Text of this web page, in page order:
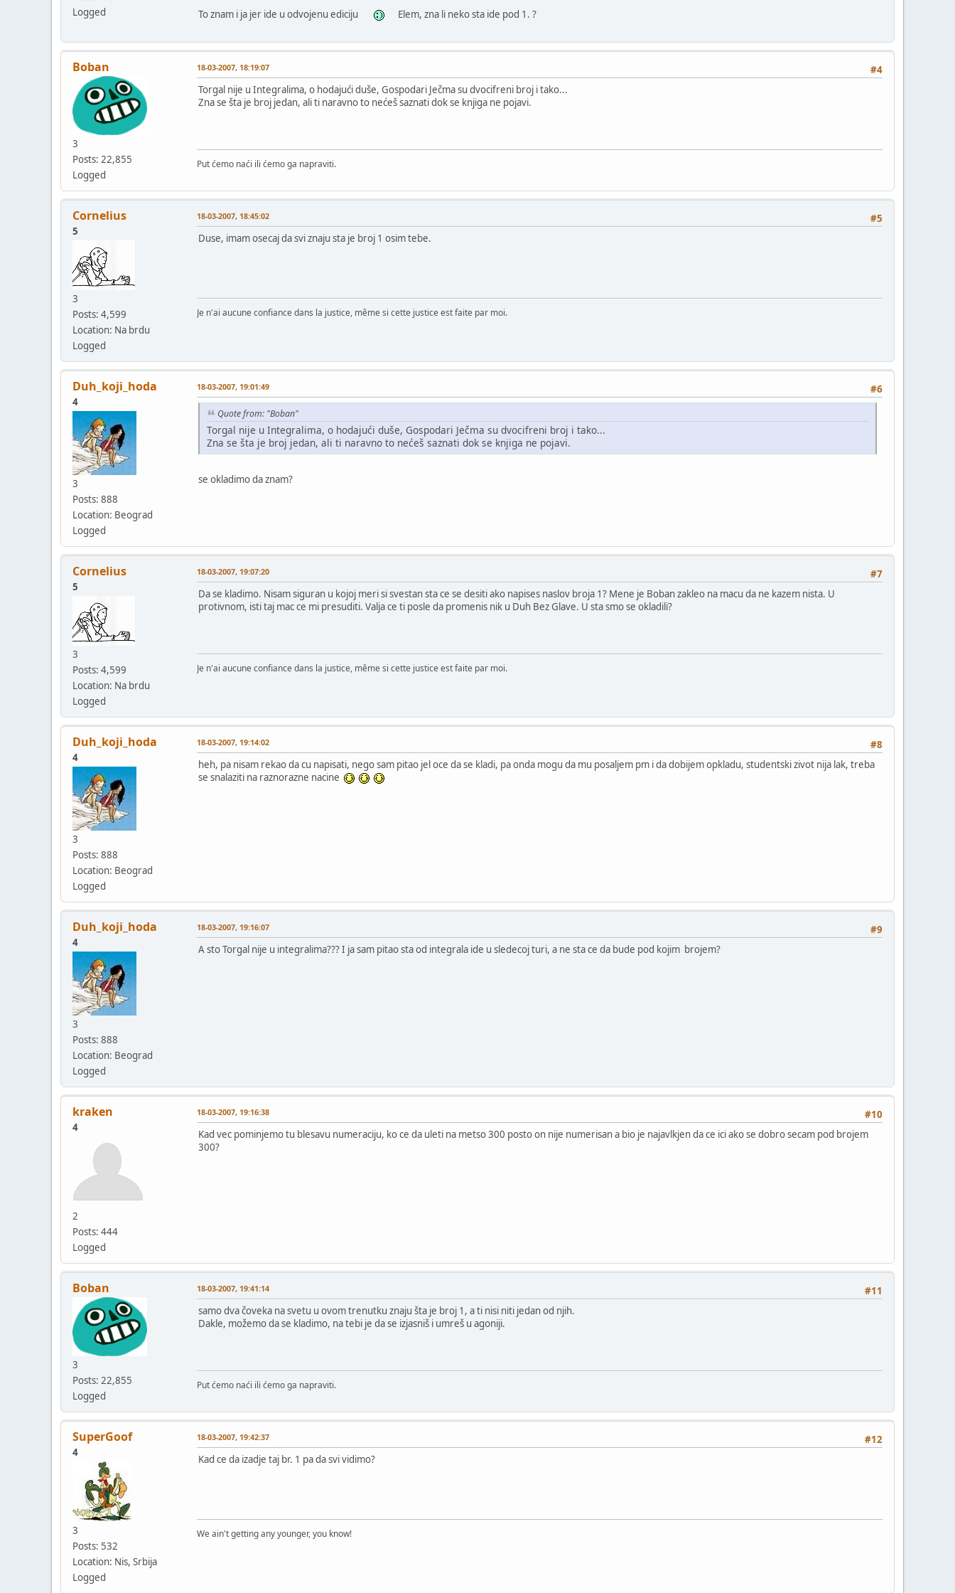
Logged
To znam i ja jer ide u odvojenu ediciju Elem, zna li neko sta ide pod 1. ?
Boban
3
Posts: 22,855
Logged
#4
18-03-2007, 18:19:07
Torgal nije u Integralima, o hodajući duše, Gospodari Ječma su dvocifreni broj i tako...
Zna se šta je broj jedan, ali ti naravno to nećeš saznati dok se knjiga ne pojavi.
Put ćemo naći ili ćemo ga napraviti.
Cornelius
5
3
Posts: 4,599
Location: Na brdu
Logged
#5
18-03-2007, 18:45:02
Duse, imam osecaj da svi znaju sta je broj 1 osim tebe.
Je n'ai aucune confiance dans la justice, même si cette justice est faite par moi.
Duh_koji_hoda
4
3
Posts: 888
Location: Beograd
Logged
#6
18-03-2007, 19:01:49
Quote from: "Boban"
Torgal nije u Integralima, o hodajući duše, Gospodari Ječma su dvocifreni broj i tako...
Zna se šta je broj jedan, ali ti naravno to nećeš saznati dok se knjiga ne pojavi.
se okladimo da znam?
Cornelius
5
3
Posts: 4,599
Location: Na brdu
Logged
#7
18-03-2007, 19:07:20
Da se kladimo. Nisam siguran u kojoj meri si svestan sta ce se desiti ako napises naslov broja 1? Mene je Boban zakleo na macu da ne kazem nista. U
protivnom, isti taj mac ce mi presuditi. Valja ce ti posle da promenis nik u Duh Bez Glave. U sta smo se okladili?
Je n'ai aucune confiance dans la justice, même si cette justice est faite par moi.
Duh_koji_hoda
4
3
Posts: 888
Location: Beograd
Logged
#8
18-03-2007, 19:14:02
heh, pa nisam rekao da cu napisati, nego sam pitao jel oce da se kladi, pa onda mogu da mu posaljem pm i da dobijem opkladu, studentski zivot nija lak, treba
se snalaziti na raznorazne nacine
Duh_koji_hoda
4
3
Posts: 888
Location: Beograd
Logged
#9
18-03-2007, 19:16:07
A sto Torgal nije u integralima??? I ja sam pitao sta od integrala ide u sledecoj turi, a ne sta ce da bude pod kojim brojem?
kraken
4
2
Posts: 444
Logged
#10
18-03-2007, 19:16:38
Kad vec pominjemo tu blesavu numeraciju, ko ce da uleti na metso 300 posto on nije numerisan a bio je najavlkjen da ce ici ako se dobro secam pod brojem
300?
Boban
3
Posts: 22,855
Logged
#11
18-03-2007, 19:41:14
samo dva čoveka na svetu u ovom trenutku znaju šta je broj 1, a ti nisi niti jedan od njih.
Dakle, možemo da se kladimo, na tebi je da se izjasniš i umreš u agoniji.
Put ćemo naći ili ćemo ga napraviti.
SuperGoof
4
3
Posts: 532
Location: Nis, Srbija
Logged
#12
18-03-2007, 19:42:37
Kad ce da izadje taj br. 1 pa da svi vidimo?
We ain't getting any younger, you know!